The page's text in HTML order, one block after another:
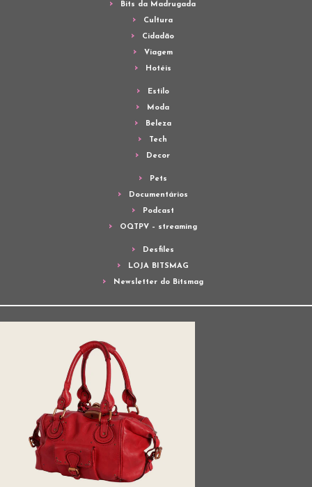
Bits da Madrugada
Cultura
Cidadão
Viagem
Hotéis
Estilo
Moda
Beleza
Tech
Decor
Pets
Documentários
Podcast
OQTPV – streaming
Desfiles
LOJA BITSMAG
Newsletter do Bitsmag